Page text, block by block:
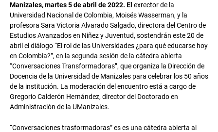
Manizales, martes 5 de abril de 2022. El exrector de la
Universidad Nacional de Colombia, Moisés Wasserman, y la
profesora Sara Victoria Alvarado Salgado, directora del Centro de
Estudios Avanzados en Niñez y Juventud, sostendrán este 20 de
abril el diálogo “El rol de las Universidades ¿para qué educarse hoy
en Colombia?”, en la segunda sesión de la cátedra abierta
“Conversaciones Transformadoras”, que organiza la Dirección de
Docencia de la Universidad de Manizales para celebrar los 50 años
de la institución. La moderación del encuentro está a cargo de
Gregorio Calderón Hernández, director del Doctorado en
Administración de la UManizales.
“Conversaciones trasformadoras” es es una cátedra abierta al